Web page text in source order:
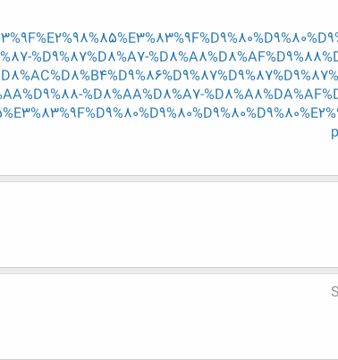
%D9%87%D8%A7-
%D8%AA%D8%A7-